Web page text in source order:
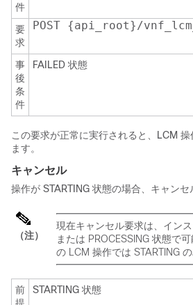
件
要
求
POST {api_root}/
事
後
条
件
FAILED 状態
この要求が正常に実行されると、LCM 操
ます。
キャンセル
操作が STARTING 状態の場合、キャンセ
（注）
現在キャンセル要求は、イン
または PROCESSING 状態で
の LCM 操作では STARTING の
前
STARTING 状態